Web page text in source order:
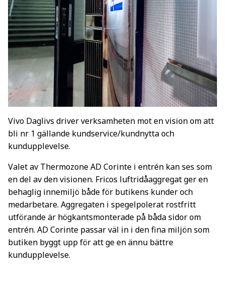
Vivo Daglivs driver verksamheten mot en vision om att
bli nr 1 gällande kundservice/kundnytta och
kundupplevelse.
Valet av Thermozone AD Corinte i entrén kan ses som
en del av den visionen. Fricos luftridåaggregat ger en
behaglig innemiljö både för butikens kunder och
medarbetare. Aggregaten i spegelpolerat rostfritt
utförande är högkantsmonterade på båda sidor om
entrén. AD Corinte passar väl in i den fina miljön som
butiken byggt upp för att ge en ännu bättre
kundupplevelse.